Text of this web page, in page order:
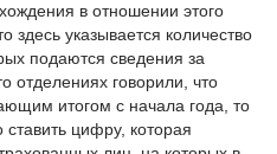
в отношении этого
здесь указывается количество
подаются сведения за
отделениях говорили, что
итогом с начала года, то
ставить цифру, которая